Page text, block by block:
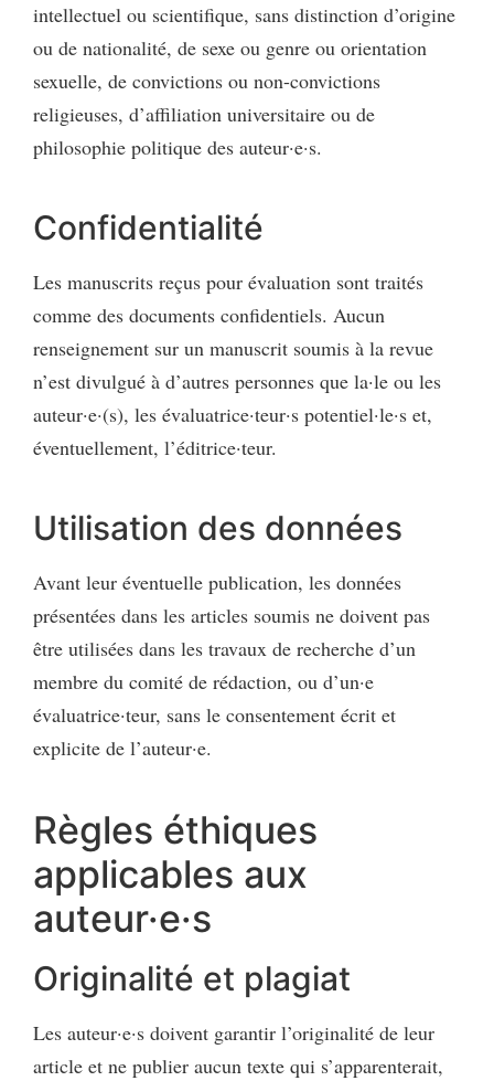
intellectuel ou scientifique, sans distinction d’origine
ou de nationalité, de sexe ou genre ou orientation
sexuelle, de convictions ou non-convictions
religieuses, d’affiliation universitaire ou de
philosophie politique des auteur·e·s.
Confidentialité
Les manuscrits reçus pour évaluation sont traités
comme des documents confidentiels. Aucun
renseignement sur un manuscrit soumis à la revue
n’est divulgué à d’autres personnes que la·le ou les
auteur·e·(s), les évaluatrice·teur·s potentiel·le·s et,
éventuellement, l’éditrice·teur.
Utilisation des données
Avant leur éventuelle publication, les données
présentées dans les articles soumis ne doivent pas
être utilisées dans les travaux de recherche d’un
membre du comité de rédaction, ou d’un·e
évaluatrice·teur, sans le consentement écrit et
explicite de l’auteur·e.
Règles éthiques
applicables aux
auteur·e·s
Originalité et plagiat
Les auteur·e·s doivent garantir l’originalité de leur
article et ne publier aucun texte qui s’apparenterait,